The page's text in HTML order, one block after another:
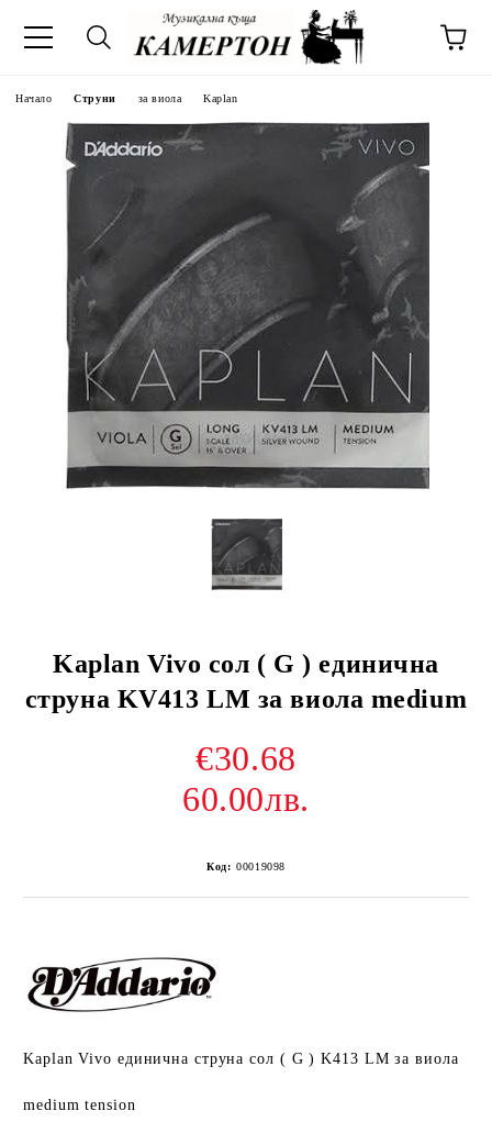
Начало Струни за виола Kaplan
Kaplan Vivo сол ( G ) единична
струна KV413 LM за виола medium
€30.68
60.00лв.
Код: 00019098
Kaplan Vivo единична струна сол ( G ) K413 LM за виола
medium tension